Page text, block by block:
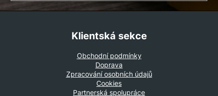
Klientská sekce
Obchodní podmínky
Doprava
Zpracování osobních údajů
Cookies
Partnerská spolupráce